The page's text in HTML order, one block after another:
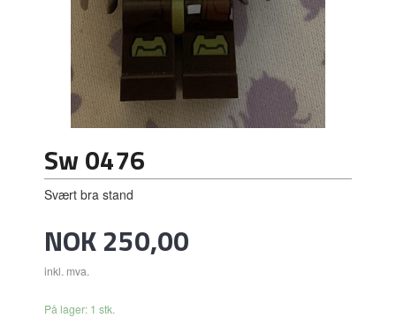
Sw 0476
Svært bra stand
Pris
NOK250,00
inkl. mva.
På lager: 1 stk.